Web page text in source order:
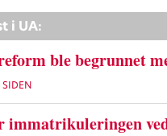
i UA:
ble begrunnet
SIDEN
immatrikuleringen